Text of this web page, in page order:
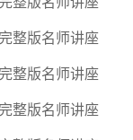
整版名师讲座
整版名师讲座
整版名师讲座